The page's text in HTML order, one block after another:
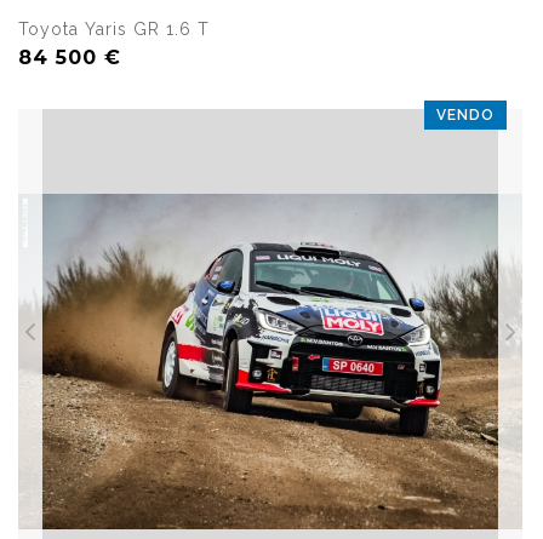
Toyota Yaris GR 1.6 T
84 500 €
VENDO